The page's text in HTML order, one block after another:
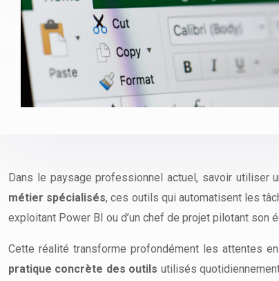
Dans le paysage professionnel actuel, savoir utiliser
métier spécialisés, ces outils qui automatisent les
exploitant Power BI ou d’un chef de projet pilotant
Cette réalité transforme profondément les attentes
pratique concrète des outils utilisés